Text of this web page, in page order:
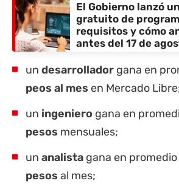
El Gobierno lanzó
gratuito de
requisitos y cómo
antes del 17 de
un desarrollador gana en
peos al mes en Mercado
un ingeniero gana en
pesos mensuales;
un analista gana en promedio
pesos al mes;